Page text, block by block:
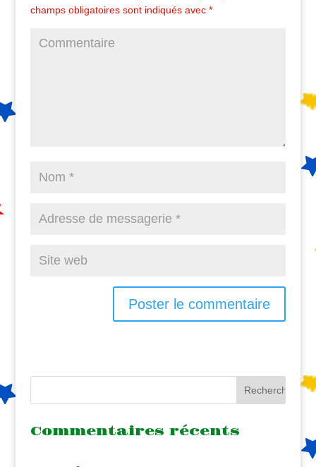
champs obligatoires sont indiqués avec *
Commentaires récents